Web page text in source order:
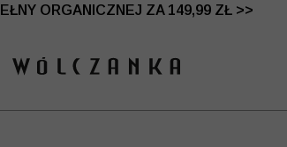
ORGANICZNEJ ZA 149,99 ZŁ >>
-30% NA DRUGI I TRZECI